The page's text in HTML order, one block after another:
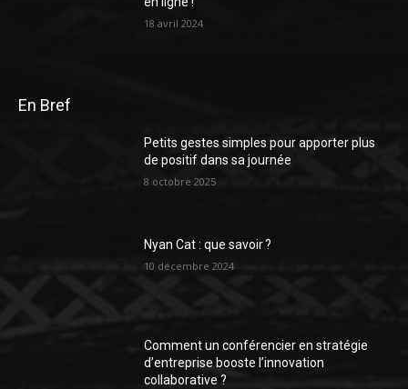
18 avril 2024
En Bref
Petits gestes simples pour apporter plus
de positif dans sa journée
8 octobre 2025
Nyan Cat : que savoir ?
10 décembre 2024
Comment un conférencier en stratégie
d’entreprise booste l’innovation
collaborative ?